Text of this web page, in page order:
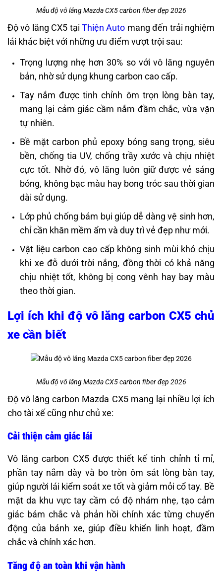
Mẫu độ vô lăng Mazda CX5 carbon fiber đẹp 2026
Độ vô lăng CX5 tại Thiện Auto mang đến trải nghiệm
lái khác biệt với những ưu điểm vượt trội sau:
Trọng lượng nhẹ hơn 30% so với vô lăng nguyên
bản, nhờ sử dụng khung carbon cao cấp.
Tay nắm được tinh chỉnh ôm trọn lòng bàn tay,
mang lại cảm giác cầm nắm đầm chắc, vừa vặn
tự nhiên.
Bề mặt carbon phủ epoxy bóng sang trọng, siêu
bền, chống tia UV, chống trầy xước và chịu nhiệt
cực tốt. Nhờ đó, vô lăng luôn giữ được vẻ sáng
bóng, không bạc màu hay bong tróc sau thời gian
dài sử dụng.
Lớp phủ chống bám bụi giúp dễ dàng vệ sinh hơn,
chỉ cần khăn mềm ẩm và duy trì vẻ đẹp như mới.
Vật liệu carbon cao cấp không sinh mùi khó chịu
khi xe đỗ dưới trời nắng, đồng thời có khả năng
chịu nhiệt tốt, không bị cong vênh hay bay màu
theo thời gian.
Lợi ích khi độ vô lăng carbon CX5 chủ
xe cần biết
Mẫu độ vô lăng Mazda CX5 carbon fiber đẹp 2026
Độ vô lăng carbon Mazda CX5 mang lại nhiều lợi ích
cho tài xế cũng như chủ xe:
Cải thiện cảm giác lái
Vô lăng carbon CX5 được thiết kế tinh chỉnh tỉ mỉ,
phần tay nắm dày và bo tròn ôm sát lòng bàn tay,
giúp người lái kiểm soát xe tốt và giảm mỏi cổ tay. Bề
mặt da khu vực tay cầm có độ nhám nhẹ, tạo cảm
giác bám chắc và phản hồi chính xác từng chuyển
động của bánh xe, giúp điều khiển linh hoạt, đầm
chắc và chính xác hơn.
Tăng độ an toàn khi vận hành